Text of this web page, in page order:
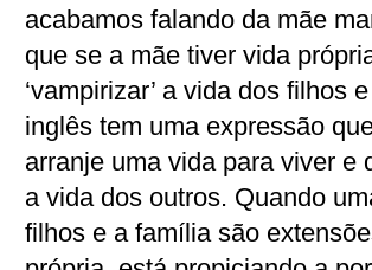
acabamos falando da mãe
que se a mãe tiver vida
‘vampirizar’ a vida dos filhos
inglês tem uma expressão
arranje uma vida para viver e
a vida dos outros. Quando
filhos e a família são